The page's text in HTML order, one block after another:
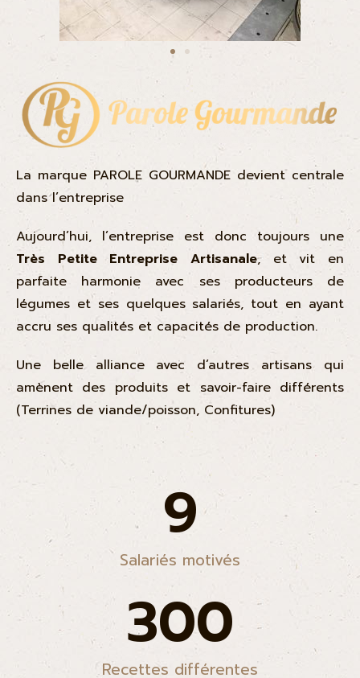
La marque PAROLE GOURMANDE devient centrale
dans l’entreprise
Aujourd’hui, l’entreprise est donc toujours une
Très Petite Entreprise Artisanale, et vit en
parfaite harmonie avec ses producteurs de
légumes et ses quelques salariés, tout en ayant
accru ses qualités et capacités de production.
Une belle alliance avec d’autres artisans qui
amènent des produits et savoir-faire différents
(Terrines de viande/poisson, Confitures)
Salariés motivés
9
Recettes différentes
300